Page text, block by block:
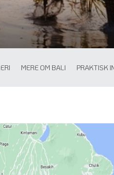
MERE OM BALI PRAKTISK